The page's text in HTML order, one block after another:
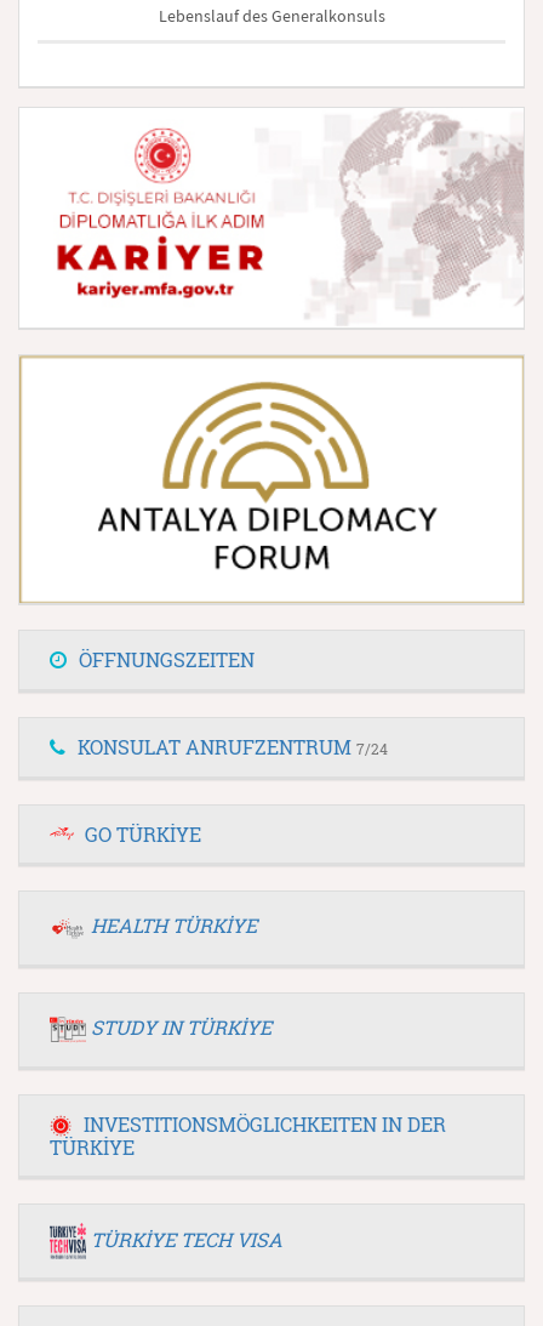
Lebenslauf des Generalkonsuls
ÖFFNUNGSZEITEN
KONSULAT ANRUFZENTRUM 7/24
GO TÜRKİYE
HEALTH TÜRKİYE
STUDY IN TÜRKİYE
INVESTITIONSMÖGLICHKEITEN IN DER
TÜRKİYE
TÜRKİYE TECH VISA